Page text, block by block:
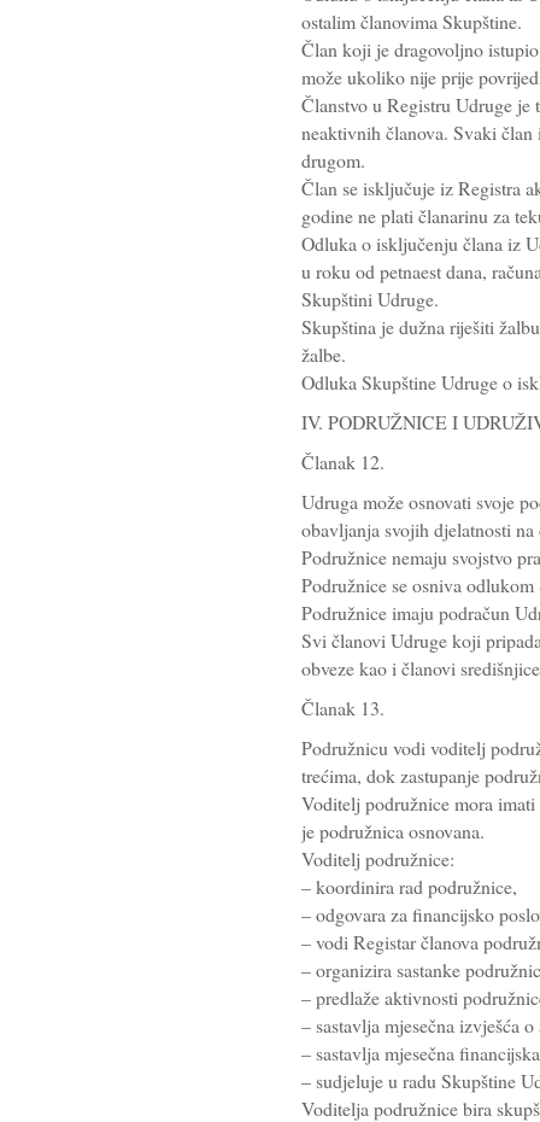
ostalim članovima Skupštine.
Član koji je dragovoljno
može ukoliko nije prije
Članstvo u Registru Udruge je
neaktivnih članova. Svaki
drugom.
Član se isključuje iz Registra
godine ne plati članarinu za
Odluka o isključenju člana iz
u roku od petnaest dana,
Skupštini Udruge.
Skupština je dužna riješiti
žalbe.
Odluka Skupštine Udruge o
IV. PODRUŽNICE I
Članak 12.
Udruga može osnovati svoje
obavljanja svojih djelatnosti
Podružnice nemaju svojstvo
Podružnice se osniva
Podružnice imaju podračun
Svi članovi Udruge koji
obveze kao i članovi
Članak 13.
Podružnicu vodi voditelj
trećima, dok zastupanje
Voditelj podružnice mora
je podružnica osnovana.
Voditelj podružnice:
– koordinira rad podružnice,
– odgovara za financijsko
– vodi Registar članova
– organizira sastanke
– predlaže aktivnosti
– sastavlja mjesečna izvješća
– sastavlja mjesečna
– sudjeluje u radu Skupštine
Voditelja podružnice bira